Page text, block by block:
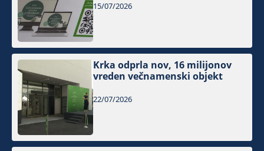
15/07/2026
Krka odprla nov, 16 milijonov
vreden večnamenski objekt
22/07/2026